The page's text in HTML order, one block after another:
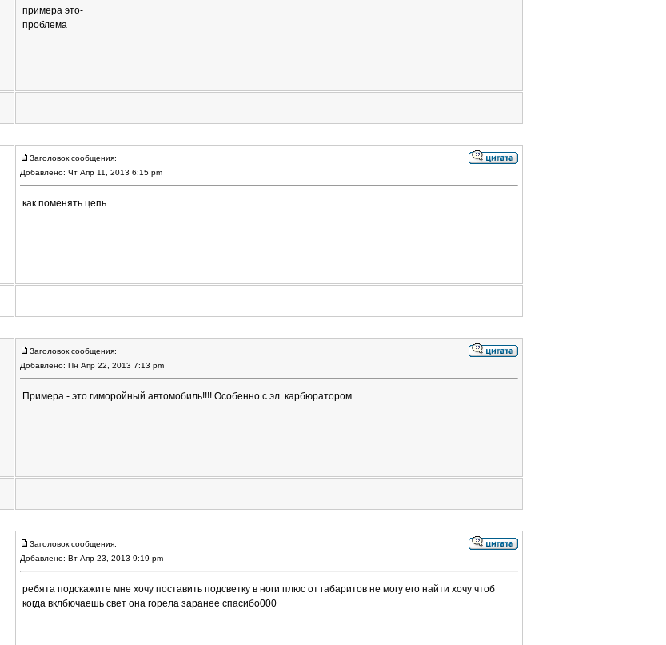
примера это-
проблема
Заголовок сообщения:
Добавлено: Чт Апр 11, 2013 6:15 pm
как поменять цепь
Заголовок сообщения:
Добавлено: Пн Апр 22, 2013 7:13 pm
Примера - это гиморойный автомобиль!!!! Особенно с эл. карбюратором.
Заголовок сообщения:
Добавлено: Вт Апр 23, 2013 9:19 pm
ребята подскажите мне хочу поставить подсветку в ноги плюс от габаритов не могу его найти хочу чтоб
когда вклбючаешь свет она горела заранее спасибо000